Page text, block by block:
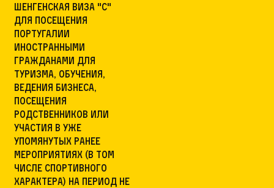
Шенгенская виза "C"
для посещения
Португалии
иностранными
гражданами для
туризма, обучения,
ведения бизнеса,
посещения
родственников или
участия в уже
упомянутых ранее
мероприятиях (в том
числе спортивного
характера) на период не